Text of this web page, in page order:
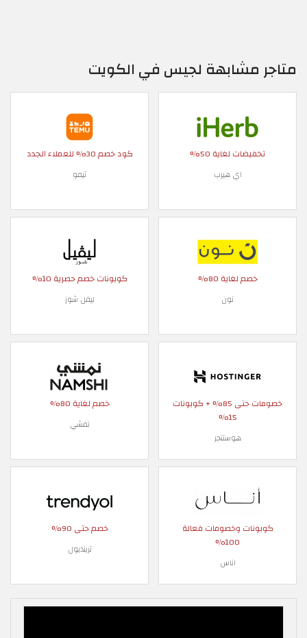
متاجر مشابهة لجيس في الكويت
تخفيضات لغاية 50%
اي هيرب
كود خصم 30% للعملاء الجدد
تيمو
خصم لغاية 80%
نون
كوبونات خصم حصرية 10%
ليفل شوز
خصومات حتى 85% + كوبونات
15%
هوستنجر
خصم لغاية 80%
نمشي
كوبونات وخصومات فعالة
100%
اناس
خصم حتى 90%
ترينديول